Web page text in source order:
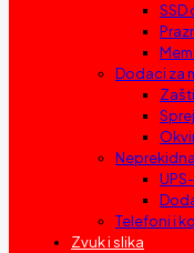
SSD
Dodaci za
Telefoni i
Zvuk i slika